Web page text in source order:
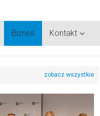
Biznes Kontakt